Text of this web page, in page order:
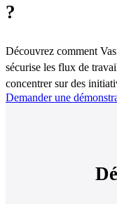
?
Découvrez comment
sécurise les flux de
concentrer sur des
Demander une